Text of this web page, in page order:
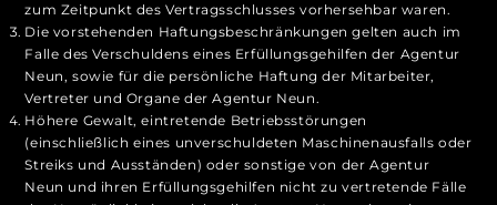
zum Zeitpunkt des Vertragsschlusses vorhersehbar waren.
Die vorstehenden Haftungsbeschränkungen gelten auch im
Falle des Verschuldens eines Erfüllungsgehilfen der Agentur
Neun, sowie für die persönliche Haftung der Mitarbeiter,
Vertreter und Organe der Agentur Neun.
Höhere Gewalt, eintretende Betriebsstörungen
(einschließlich eines unverschuldeten Maschinenausfalls oder
Streiks und Ausständen) oder sonstige von der Agentur
Neun und ihren Erfüllungsgehilfen nicht zu vertretende Fälle